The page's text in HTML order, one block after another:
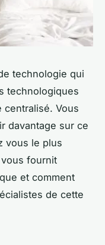
technologie qui
technologiques
Vous
davantage sur ce
vous le plus
fournit
et comment
de cette